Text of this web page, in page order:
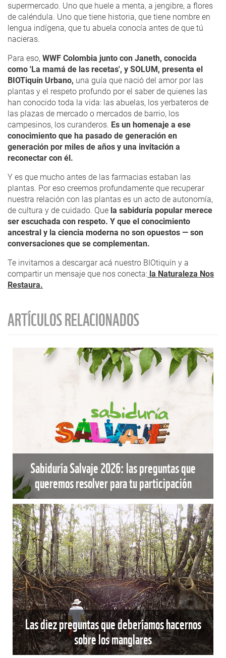
supermercado. Uno que huele a menta, a jengibre, a flores
de caléndula. Uno que tiene historia, que tiene nombre en
lengua indígena, que tu abuela conocía antes de que tú
nacieras.
Para eso, WWF Colombia junto con Janeth, conocida
como 'La mamá de las recetas', y SOLUM, presenta el
BIOTiquín Urbano, una guía que nació del amor por las
plantas y el respeto profundo por el saber de quienes las
han conocido toda la vida: las abuelas, los yerbateros de
las plazas de mercado o mercados de barrio, los
campesinos, los curanderos. Es un homenaje a ese
conocimiento que ha pasado de generación en
generación por miles de años y una invitación a
reconectar con él.
Y es que mucho antes de las farmacias estaban las
plantas. Por eso creemos profundamente que recuperar
nuestra relación con las plantas es un acto de autonomía,
de cultura y de cuidado. Que la sabiduría popular merece
ser escuchada con respeto. Y que el conocimiento
ancestral y la ciencia moderna no son opuestos — son
conversaciones que se complementan.
Te invitamos a descargar acá nuestro BIOtiquín y a
compartir un mensaje que nos conecta: la Naturaleza Nos
Restaura.
ARTÍCULOS RELACIONADOS
Sabiduría Salvaje 2026: las preguntas que
queremos resolver para tu participación
Las diez preguntas que deberíamos hacernos
sobre los manglares